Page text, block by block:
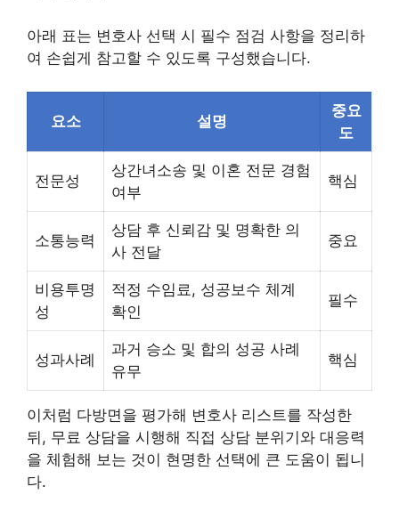
아래 표는 변호사 선택 시 필수 점검 사항을 정리하
여 손쉽게 참고할 수 있도록 구성했습니다.
요소 설명
중요
도
전문성
상간녀소송 및 이혼 전문 경험
여부
핵심
소통능력
상담 후 신뢰감 및 명확한 의
사 전달
중요
비용투명
성
적정 수임료, 성공보수 체계
확인
필수
성과사례
과거 승소 및 합의 성공 사례
유무
핵심
이처럼 다방면을 평가해 변호사 리스트를 작성한
뒤, 무료 상담을 시행해 직접 상담 분위기와 대응력
을 체험해 보는 것이 현명한 선택에 큰 도움이 됩니
다.